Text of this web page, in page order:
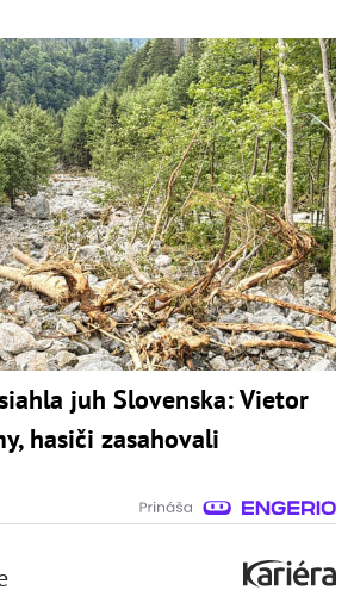
juh Slovenska: Vietor
hasiči zasahovali